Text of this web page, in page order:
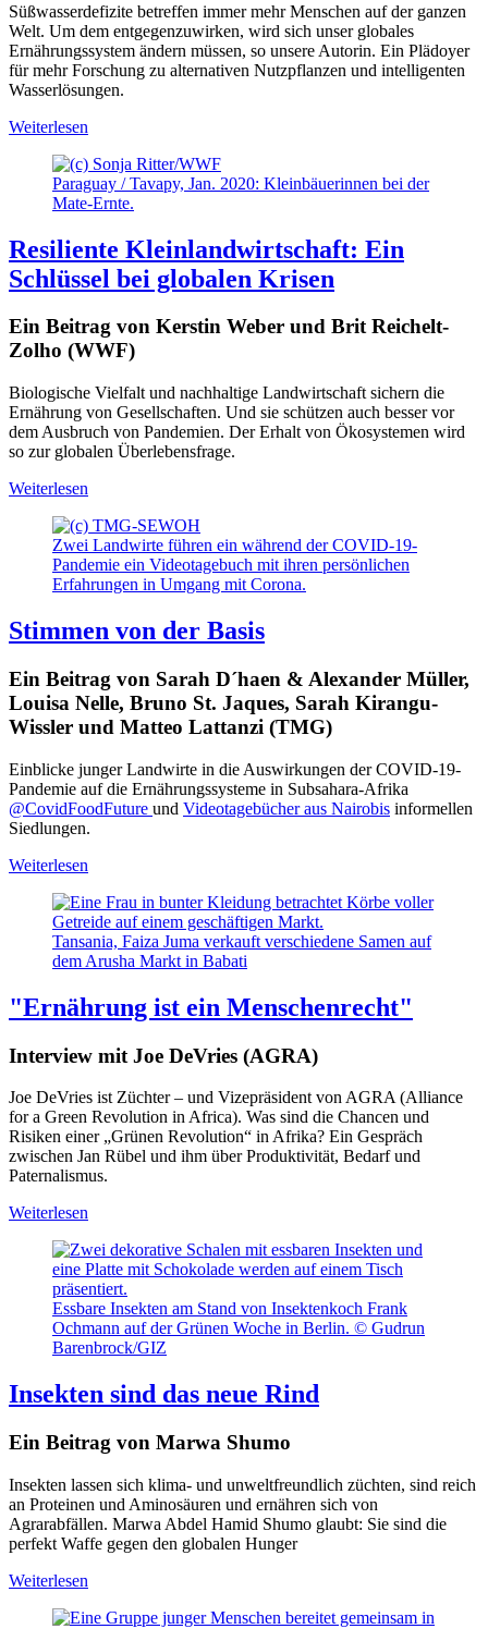
Süßwasserdefizite betreffen immer mehr Menschen auf der ganzen
Welt. Um dem entgegenzuwirken, wird sich unser globales
Ernährungssystem ändern müssen, so unsere Autorin. Ein Plädoyer
für mehr Forschung zu alternativen Nutzpflanzen und intelligenten
Wasserlösungen.
Weiterlesen
Paraguay / Tavapy, Jan. 2020: Kleinbäuerinnen bei der
Mate-Ernte.
Resiliente Kleinlandwirtschaft: Ein
Schlüssel bei globalen Krisen
Ein Beitrag von Kerstin Weber und Brit Reichelt-
Zolho (WWF)
Biologische Vielfalt und nachhaltige Landwirtschaft sichern die
Ernährung von Gesellschaften. Und sie schützen auch besser vor
dem Ausbruch von Pandemien. Der Erhalt von Ökosystemen wird
so zur globalen Überlebensfrage.
Weiterlesen
Zwei Landwirte führen ein während der COVID-19-
Pandemie ein Videotagebuch mit ihren persönlichen
Erfahrungen in Umgang mit Corona.
Stimmen von der Basis
Ein Beitrag von Sarah D´haen & Alexander Müller,
Louisa Nelle, Bruno St. Jaques, Sarah Kirangu-
Wissler und Matteo Lattanzi (TMG)
Einblicke junger Landwirte in die Auswirkungen der COVID-19-
Pandemie auf die Ernährungssysteme in Subsahara-Afrika
@CovidFoodFuture und Videotagebücher aus Nairobis informellen
Siedlungen.
Weiterlesen
Tansania, Faiza Juma verkauft verschiedene Samen auf
dem Arusha Markt in Babati
"Ernährung ist ein Menschenrecht"
Interview mit Joe DeVries (AGRA)
Joe DeVries ist Züchter – und Vizepräsident von AGRA (Alliance
for a Green Revolution in Africa). Was sind die Chancen und
Risiken einer „Grünen Revolution“ in Afrika? Ein Gespräch
zwischen Jan Rübel und ihm über Produktivität, Bedarf und
Paternalismus.
Weiterlesen
Essbare Insekten am Stand von Insektenkoch Frank
Ochmann auf der Grünen Woche in Berlin. © Gudrun
Barenbrock/GIZ
Insekten sind das neue Rind
Ein Beitrag von Marwa Shumo
Insekten lassen sich klima- und unweltfreundlich züchten, sind reich
an Proteinen und Aminosäuren und ernähren sich von
Agrarabfällen. Marwa Abdel Hamid Shumo glaubt: Sie sind die
perfekt Waffe gegen den globalen Hunger
Weiterlesen